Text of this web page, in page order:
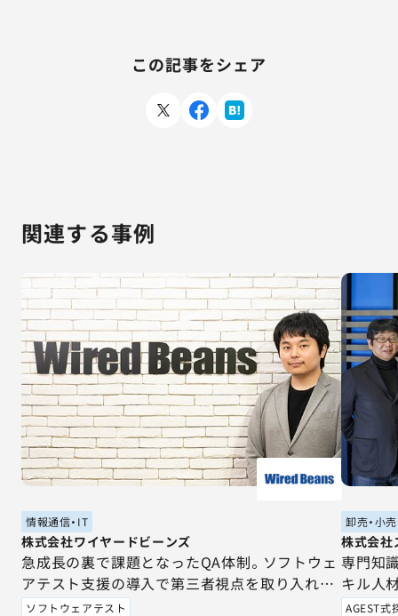
この記事をシェア
関連する事例
情報通信・IT
株式会社ワイヤードビーンズ
急成長の裏で課題となったQA体制。ソフトウェ
アテスト支援の導入で第三者視点を取り入れた
体制への立て直しに成功
ソフトウェアテスト
卸売・小売
株式会社
専門知
キル人
由。
AGEST式